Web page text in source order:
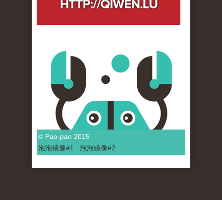
© Pao-pao 2015
泡泡镜像#1 泡泡镜像#2